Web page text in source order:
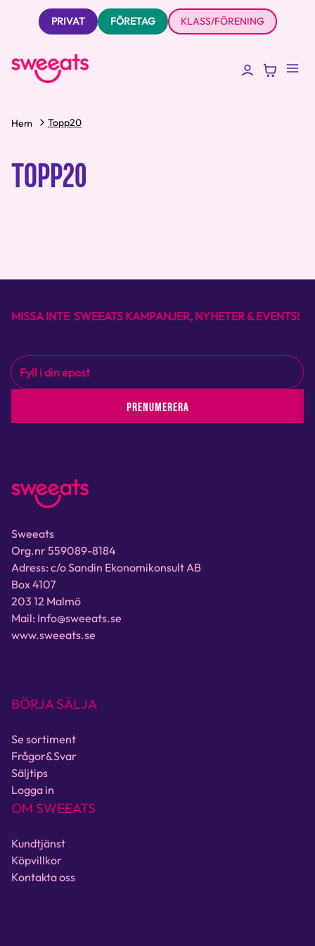
PRIVAT FÖRETAG KLASS/FÖRENING
Hem Topp20
TOPP20
MISSA INTE SWEEATS KAMPANJER, NYHETER & EVENTS!
PRENUMERERA
Sweeats
Org.nr 559089-8184
Adress: c/o Sandin Ekonomikonsult AB
Box 4107
203 12 Malmö
Mail: Info@sweeats.se
www.sweeats.se
BÖRJA SÄLJA
Se sortiment
Frågor&Svar
Säljtips
Logga in
OM SWEEATS
Kundtjänst
Köpvillkor
Kontakta oss